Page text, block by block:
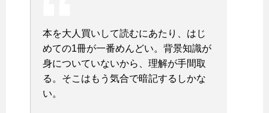
本を大人買いして読むにあたり、はじ
めての1冊が一番めんどい。背景知識が
身についていないから、理解が手間取
る。そこはもう気合で暗記するしかな
い。